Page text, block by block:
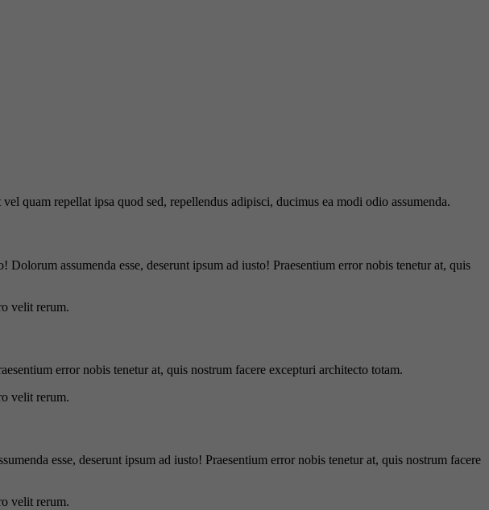
quam repellat ipsa quod sed, repellendus adipisci, ducimus ea modi odio assumenda.
assumenda esse, deserunt ipsum ad iusto! Praesentium error nobis tenetur at, quis
velit rerum.
error nobis tenetur at, quis nostrum facere excepturi architecto totam.
velit rerum.
esse, deserunt ipsum ad iusto! Praesentium error nobis tenetur at, quis nostrum facere
velit rerum.